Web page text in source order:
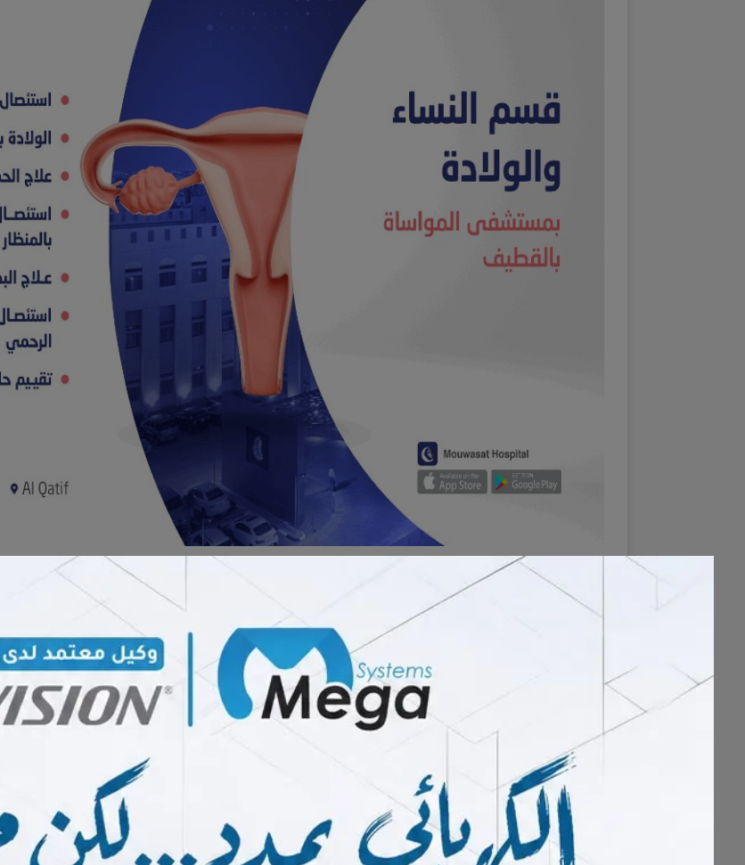
قسم النساء والولادة أن يعلن عن خدماته:
-استئصال أكياس المبيض بالمنظار
- علاج الحمل خارج الرحم.
- استئصال الأورام الليفية بالمنظار، استئصال الرحم بالمنظار حال الحاجة لذلك.
- علاج البطانة المهاجرة وفك الالتصاقات بالمنظار
- كافة جراحات المناظير النسائية .
- استئصال لحمية الرحم وألياف تجويف الرحم بالمنظار الرحمي.
- تقييم حالات تأخر الحمل بالمنظار حال الحاجة لذلك.